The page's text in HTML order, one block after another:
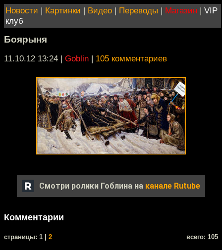
Новости | Картинки | Видео | Переводы | Магазин | VIP
клуб
Боярыня
11.10.12 13:24 | Goblin | 105 комментариев
Смотри ролики Гоблина на канале Rutube
Комментарии
cтраницы: 1 | 2 всего: 105